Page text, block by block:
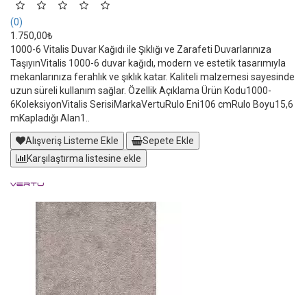
(0)
1.750,00₺
1000-6 Vitalis Duvar Kağıdı ile Şıklığı ve Zarafeti Duvarlarınıza
TaşıyınVitalis 1000-6 duvar kağıdı, modern ve estetik tasarımıyla
mekanlarınıza ferahlık ve şıklık katar. Kaliteli malzemesi sayesinde
uzun süreli kullanım sağlar. Özellik Açıklama Ürün Kodu1000-
6KoleksiyonVitalis SerisiMarkaVertuRulo Eni106 cmRulo Boyu15,6
mKapladığı Alan1..
Alışveriş Listeme Ekle
Sepete Ekle
Karşılaştırma listesine ekle